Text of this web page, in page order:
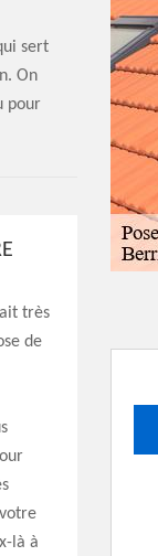
sert
On
pour
très
de
là à